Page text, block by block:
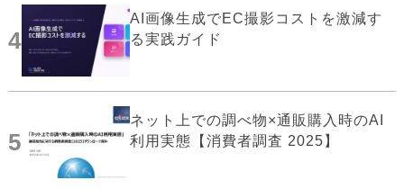
4
AI画像生成でEC撮影コストを激減す
る実践ガイド
5
ネット上での調べ物×通販購入時のAI
利用実態【消費者調査 2025】